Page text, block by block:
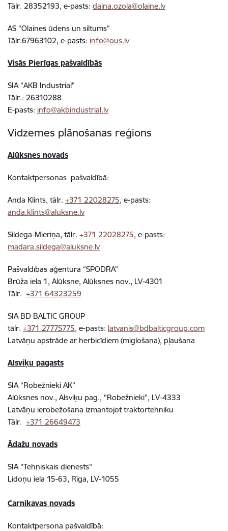
Tālr. 28352193, e-pasts: daina.ozola@olaine.lv
AS “Olaines ūdens un siltums”
Tālr.67963102, e-pasts: info@ous.lv
Visās Pierīgas pašvaldībās
SIA "AKB Industrial"
Tālr.: 26310288
E-pasts: info@akbindustrial.lv
Vidzemes plānošanas reģions
Alūksnes novads
Kontaktpersonas pašvaldībā:
Anda Klints, tālr. +371 22028275, e-pasts:
anda.klints@aluksne.lv
Sildega-Mieriņa, tālr. +371 22028275, e-pasts:
madara.sildega@aluksne.lv
Pašvaldības aģentūra “SPODRA”
Brūža iela 1, Alūksne, Alūksnes nov., LV-4301
Tālr. +371 64323259
SIA BD BALTIC GROUP
tālr. +371 27775775, e-pasts: latvanis@bdbalticgroup.com
Latvāņu apstrāde ar herbicīdiem (miglošana), pļaušana
Alsviķu pagasts
SIA “Robežnieki AK”
Alūksnes nov., Alsviķu pag., "Robežnieki", LV-4333
Latvāņu ierobežošana izmantojot traktortehniku
Tālr. +371 26649473
Ādažu novads
SIA "Tehniskais dienests"
Lidoņu iela 15-63, Rīga, LV-1055
Carnikavas novads
Kontaktpersona pašvaldībā: